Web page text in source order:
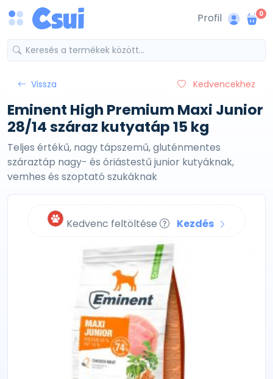
Profil 0
Vissza Kedvencekhez
Eminent High Premium Maxi Junior
28/14 száraz kutyatáp 15 kg
Teljes értékű, nagy tápszemű, gluténmentes
száraztáp nagy- és óriástestű junior kutyáknak,
vemhes és szoptató szukáknak
Kedvenc feltöltése Kezdés